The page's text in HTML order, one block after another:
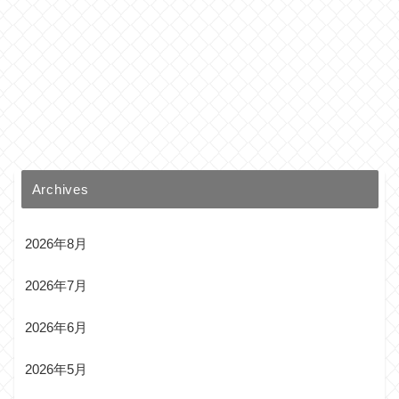
Archives
2026年8月
2026年7月
2026年6月
2026年5月